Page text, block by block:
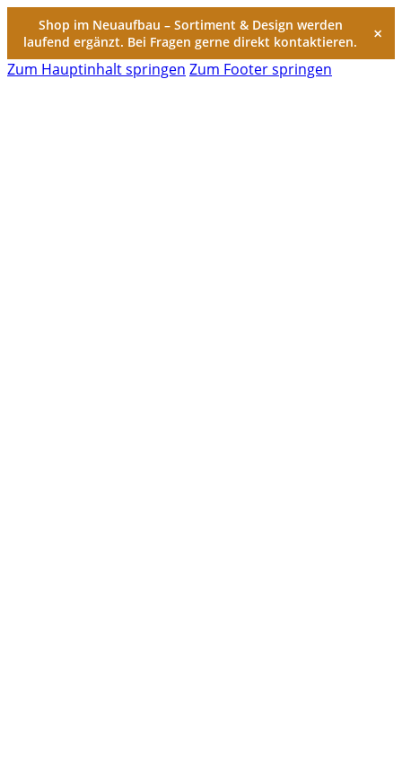
Shop im Neuaufbau – Sortiment & Design werden
laufend ergänzt. Bei Fragen gerne direkt kontaktieren.
×
Zum Hauptinhalt springen Zum Footer springen